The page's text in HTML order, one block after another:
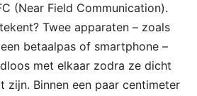
(Near Field Communication).
Twee apparaten – zoals
betaalpas of smartphone –
met elkaar zodra ze dicht
zijn. Binnen een paar centimeter